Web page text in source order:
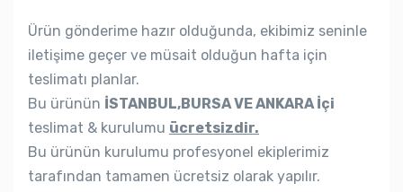
Ürün gönderime hazır olduğunda, ekibimiz seninle
iletişime geçer ve müsait olduğun hafta için
teslimatı planlar.
Bu ürünün İSTANBUL,BURSA VE ANKARA İçi
teslimat & kurulumu ücretsizdir.
Bu ürünün kurulumu profesyonel ekiplerimiz
tarafından tamamen ücretsiz olarak yapılır.